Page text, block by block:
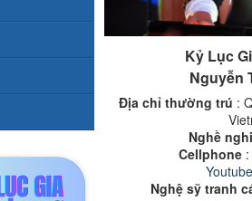
Kỷ Lục
Nguyễn
Địa chỉ thường trú :
Nghề
Cellphone
Youtube
Nghệ sỹ tranh